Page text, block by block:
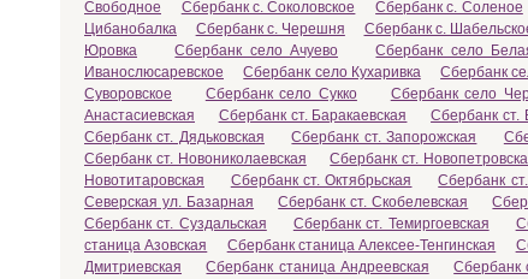
Свободное
Сбербанк с. Соколовское Сбербанк с. Соленое
Цибанобалка
Сбербанк с. Черешня Сбербанк с.
Юровка
Сбербанк село Ачуево Сбербанк село
Иванослюсаревское
Сбербанк село Кухаривка Сбербанк
Суворовское
Сбербанк село Сукко Сбербанк село
Анастасиевская
Сбербанк ст. Баракаевская Сбербанк ст.
Сбербанк ст. Дядьковская
Сбербанк ст. Запорожская
Сбербанк ст. Новониколаевская
Сбербанк ст.
Новотитаровская
Сбербанк ст. Октябрьская Сбербанк
Северская ул. Базарная
Сбербанк ст. Скобелевская
Сбербанк ст. Суздальская
Сбербанк ст. Темиргоевская
станица Азовская
Сбербанк станица Алексее-Тенгинская
Дмитриевская
Сбербанк станица Андреевская Сбербанк